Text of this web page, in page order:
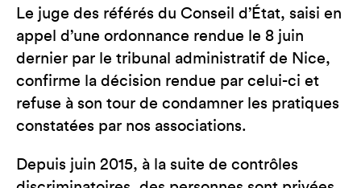
Le juge des référés du Conseil d’État, saisi en
appel d’une ordonnance rendue le 8 juin
dernier par le tribunal administratif de Nice,
confirme la décision rendue par celui-ci et
refuse à son tour de condamner les pratiques
constatées par nos associations.
Depuis juin 2015, à la suite de contrôles